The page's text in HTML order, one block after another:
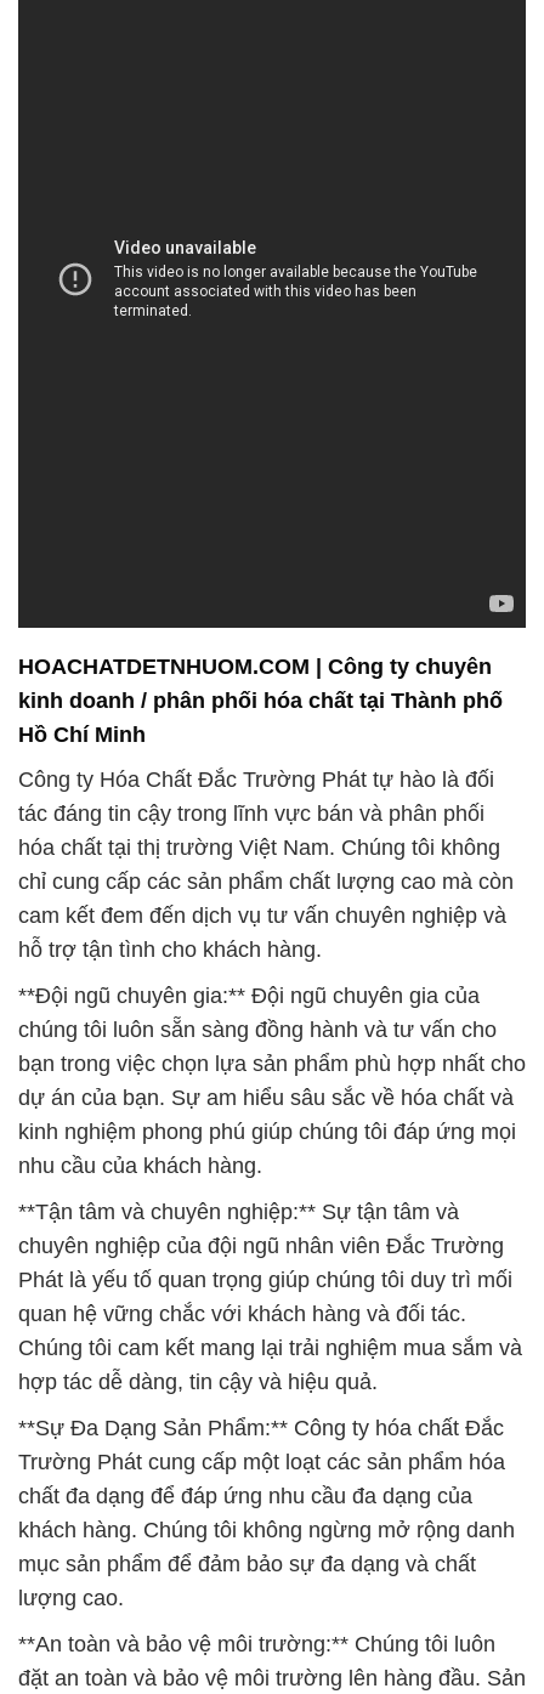
HOACHATDETNHUOM.COM | Công ty chuyên
kinh doanh / phân phối hóa chất tại Thành phố
Hồ Chí Minh
Công ty Hóa Chất Đắc Trường Phát tự hào là đối
tác đáng tin cậy trong lĩnh vực bán và phân phối
hóa chất tại thị trường Việt Nam. Chúng tôi không
chỉ cung cấp các sản phẩm chất lượng cao mà còn
cam kết đem đến dịch vụ tư vấn chuyên nghiệp và
hỗ trợ tận tình cho khách hàng.
**Đội ngũ chuyên gia:** Đội ngũ chuyên gia của
chúng tôi luôn sẵn sàng đồng hành và tư vấn cho
bạn trong việc chọn lựa sản phẩm phù hợp nhất cho
dự án của bạn. Sự am hiểu sâu sắc về hóa chất và
kinh nghiệm phong phú giúp chúng tôi đáp ứng mọi
nhu cầu của khách hàng.
**Tận tâm và chuyên nghiệp:** Sự tận tâm và
chuyên nghiệp của đội ngũ nhân viên Đắc Trường
Phát là yếu tố quan trọng giúp chúng tôi duy trì mối
quan hệ vững chắc với khách hàng và đối tác.
Chúng tôi cam kết mang lại trải nghiệm mua sắm và
hợp tác dễ dàng, tin cậy và hiệu quả.
**Sự Đa Dạng Sản Phẩm:** Công ty hóa chất Đắc
Trường Phát cung cấp một loạt các sản phẩm hóa
chất đa dạng để đáp ứng nhu cầu đa dạng của
khách hàng. Chúng tôi không ngừng mở rộng danh
mục sản phẩm để đảm bảo sự đa dạng và chất
lượng cao.
**An toàn và bảo vệ môi trường:** Chúng tôi luôn
đặt an toàn và bảo vệ môi trường lên hàng đầu. Sản